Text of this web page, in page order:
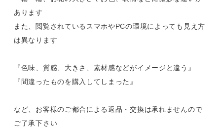
あります
また、閲覧されているスマホやPCの環境によっても見え方
は異なります
『色味、質感、大きさ、素材感などがイメージと違う』
『間違ったものを購入してしまった』
など、お客様のご都合による返品・交換は承れませんので
ご了承下さい